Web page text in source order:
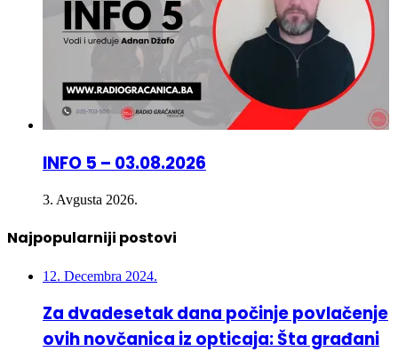
INFO 5 – 03.08.2026
3. Avgusta 2026.
Najpopularniji postovi
12. Decembra 2024.
Za dvadesetak dana počinje povlačenje
ovih novčanica iz opticaja: Šta građani
trebaju uraditi?